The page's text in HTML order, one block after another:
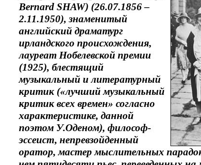
Bernard SHAW) (26.07.1856 –
2.11.1950), знаменитый
английский драматург
ирландского происхождения,
лауреат Нобелевской премии
(1925), блестящий
музыкальный и литературный
критик («лучший музыкальный
критик всех времен» согласно
характеристике, данной
поэтом У.Оденом), философ-
эссеист, непревзойденный
оратор, мастер мыслительных